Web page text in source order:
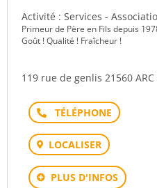
Activité : Services -
Primeur de Père en Fils depuis
Goût ! Qualité ! Fraîcheur !
119 rue de genlis 21560 ARC
Téléphone
LOCALISER
PLUS D'INFOS